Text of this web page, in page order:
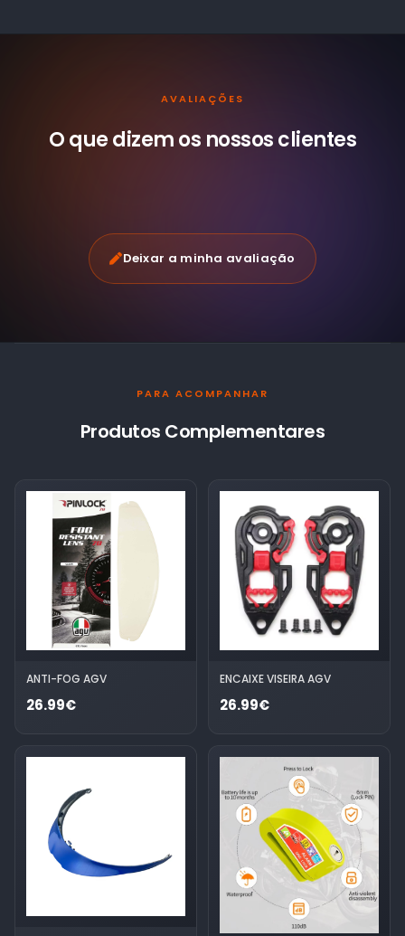
AVALIAÇÕES
O que dizem os nossosclientes
Deixar a minha avaliação
PARA ACOMPANHAR
Produtos Complementares
ANTI-FOG AGV
26.99€
ENCAIXE VISEIRA AGV
26.99€